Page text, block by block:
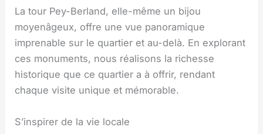
La tour Pey-Berland, elle-même un bijou
moyenâgeux, offre une vue panoramique
imprenable sur le quartier et au-delà. En explorant
ces monuments, nous réalisons la richesse
historique que ce quartier a à offrir, rendant
chaque visite unique et mémorable.
S’inspirer de la vie locale